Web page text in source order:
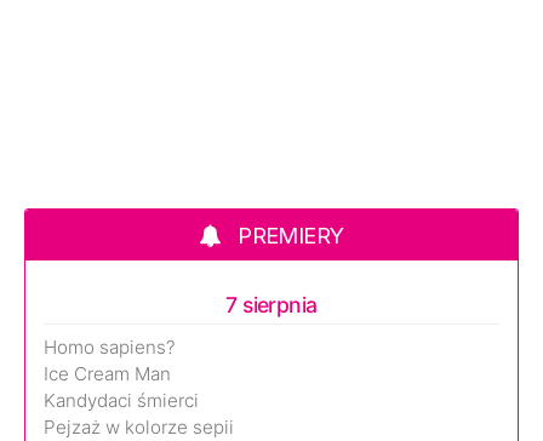
PREMIERY
7 sierpnia
Homo sapiens?
Ice Cream Man
Kandydaci śmierci
Pejzaż w kolorze sepii